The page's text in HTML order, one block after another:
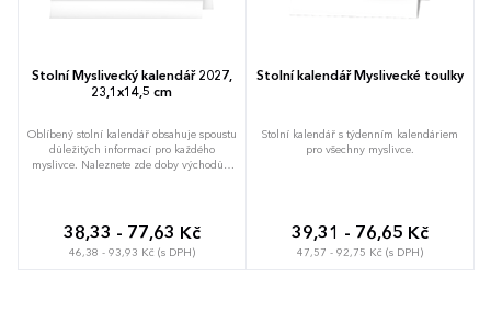
Stolní Myslivecký kalendář 2027,
23,1x14,5 cm
Oblíbený stolní kalendář obsahuje spoustu
důležitých informací pro každého
myslivce. Naleznete zde doby východů a
také přehled o době lovu srstnaté a
pernaté zvěře. Tyto praktické informace
doplňují nádherné fotky divoké zvěře od
38,33 - 77,63 Kč
46,38 - 93,93 Kč (s DPH)
Stolní kalendář Myslivecké toulky
Stolní kalendář s týdenním kalendáriem
pro všechny myslivce.
39,31 - 76,65 Kč
47,57 - 92,75 Kč (s DPH)